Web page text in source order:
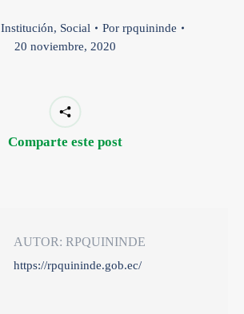
Institución, Social Por rpquininde
20 noviembre, 2020
Comparte este post
AUTOR: RPQUININDE
https://rpquininde.gob.ec/